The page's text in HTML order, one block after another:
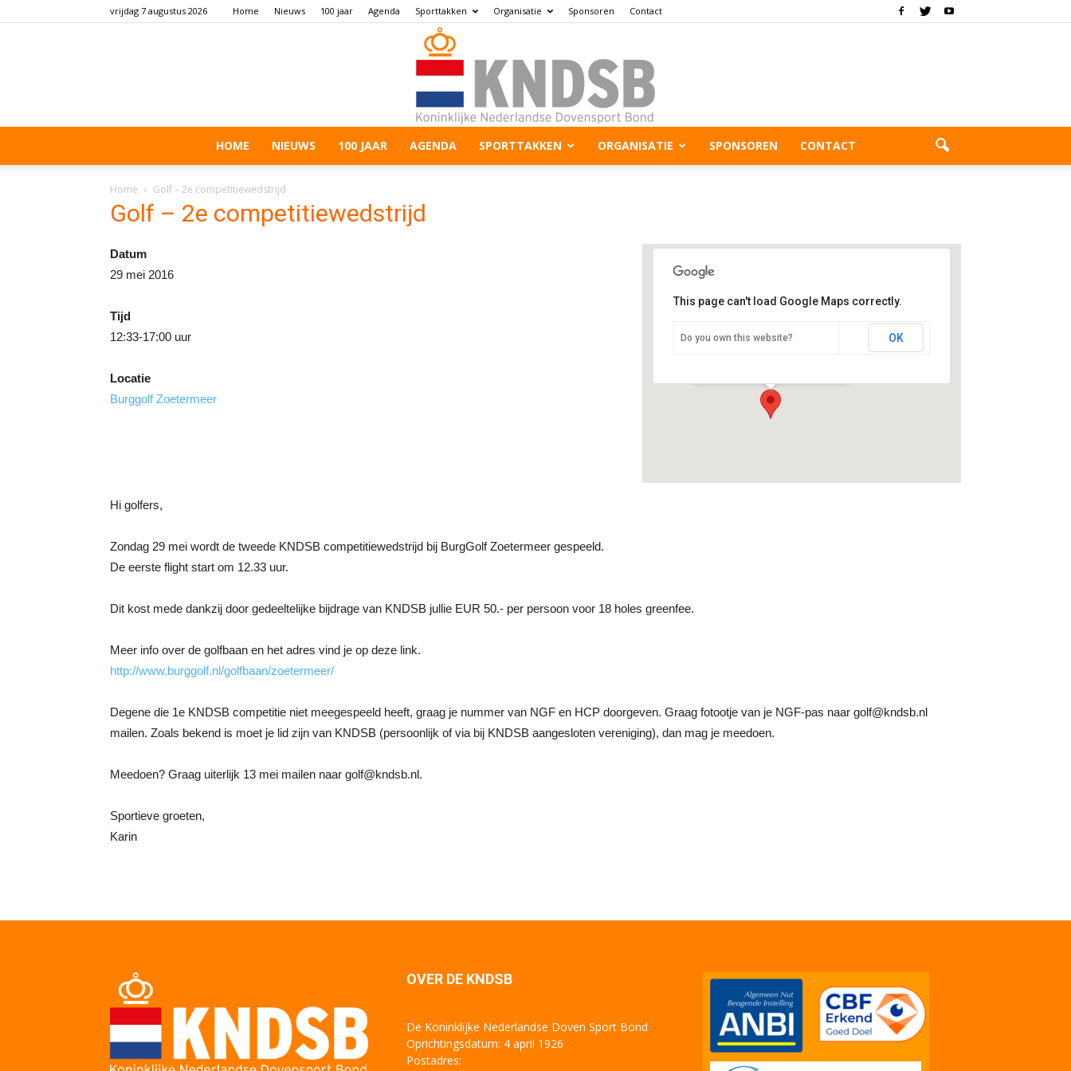
vrijdag 7 augustus 2026 Home Nieuws 100 jaar Agenda Sporttakken Organisatie Sponsoren Contact
HOME NIEUWS 100 JAAR AGENDA SPORTTAKKEN ORGANISATIE SPONSOREN CONTACT
Home Golf – 2e competitiewedstrijd
Golf – 2e competitiewedstrijd
Burggolf Zoetermeer
This page can't load Google Maps correctly.
Do you own this website? OK
Datum
29 mei 2016
Tijd
12:33-17:00 uur
Locatie
Burggolf Zoetermeer
Hi golfers,
Zondag 29 mei wordt de tweede KNDSB competitiewedstrijd bij BurgGolf Zoetermeer gespeeld.
De eerste flight start om 12.33 uur.
Dit kost mede dankzij door gedeeltelijke bijdrage van KNDSB jullie EUR 50.- per persoon voor 18 holes greenfee.
Meer info over de golfbaan en het adres vind je op deze link.
http://www.burggolf.nl/golfbaan/zoetermeer/
Degene die 1e KNDSB competitie niet meegespeeld heeft, graag je nummer van NGF en HCP doorgeven. Graag fotootje van je NGF-pas naar golf@kndsb.nl
mailen. Zoals bekend is moet je lid zijn van KNDSB (persoonlijk of via bij KNDSB aangesloten vereniging), dan mag je meedoen.
Meedoen? Graag uiterlijk 13 mei mailen naar golf@kndsb.nl.
Sportieve groeten,
Karin
OVER DE KNDSB
De Koninklijke Nederlandse Doven Sport Bond
Oprichtingsdatum: 4 april 1926
Postadres: